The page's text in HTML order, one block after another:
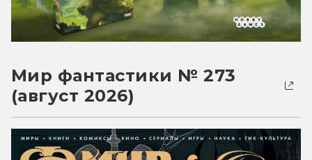
Мир фантастики № 273
(август 2026)